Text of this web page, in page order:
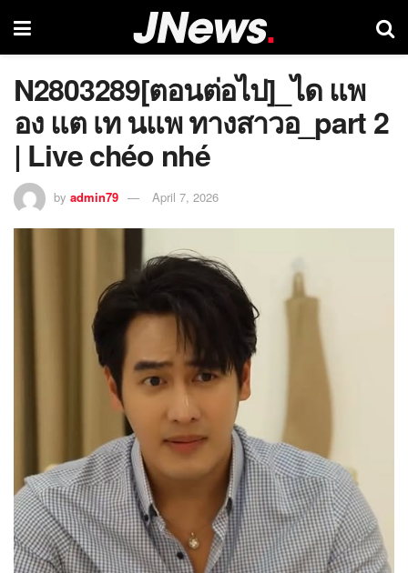
N2803289[ตอนต่อไป]_ได แพ
อง แต เท นแพ ทางสาวอ_part 2
| Live chéo nhé
by admin79 April 7, 2026